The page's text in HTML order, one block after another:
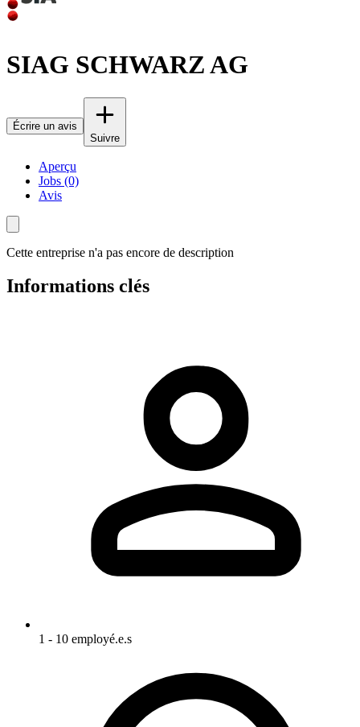
SIAG SCHWARZ AG
Écrire un avis
Suivre
Aperçu
Jobs (0)
Avis
Cette entreprise n'a pas encore de description
Informations clés
1 - 10 employé.e.s